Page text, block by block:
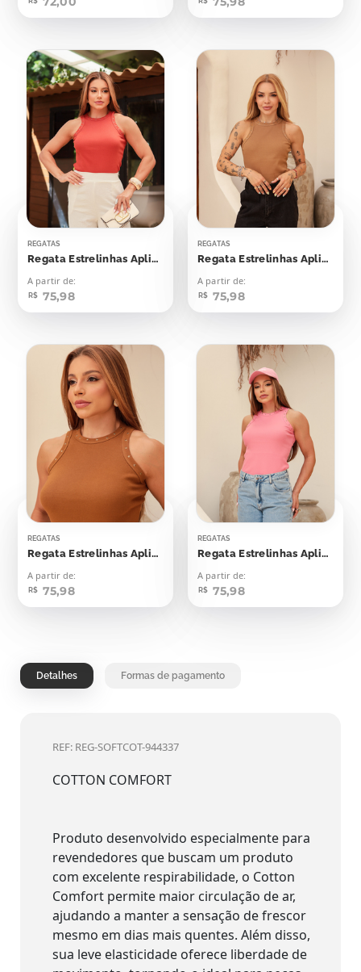
REGATAS
Regata Estrelinhas Aplicação
A partir de:
R$ 75,98
REGATAS
Regata Estrelinhas Aplicação
A partir de:
R$ 75,98
REGATAS
Regata Estrelinhas Aplicação
A partir de:
R$ 75,98
REGATAS
Regata Estrelinhas Aplicação
A partir de:
R$ 75,98
Detalhes Formas de pagamento
REF: REG-SOFTCOT-944337
COTTON COMFORT
Produto desenvolvido especialmente para
revendedores que buscam um produto
com excelente respirabilidade, o Cotton
Comfort permite maior circulação de ar,
ajudando a manter a sensação de frescor
mesmo em dias mais quentes. Além disso,
sua leve elasticidade oferece liberdade de